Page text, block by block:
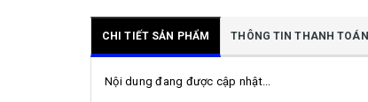
CHI TIẾT SẢN PHẨM THÔNG TIN THANH TOÁN
Nội dung đang được cập nhật...